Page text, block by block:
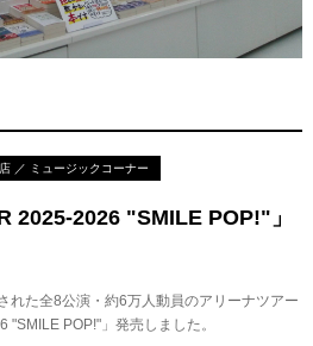
／ ミュージックコーナー
2025-2026 "SMILE POP!"」
れた全8公演・約6万人動員のアリーナツアー
"SMILE POP!"」発売しました。